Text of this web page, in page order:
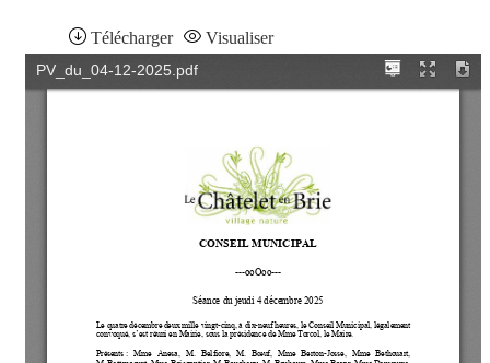
Télécharger Visualiser